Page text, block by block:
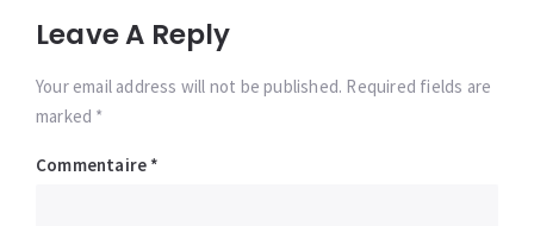
Leave A Reply
Your email address will not be published. Required fields are
marked *
Commentaire *